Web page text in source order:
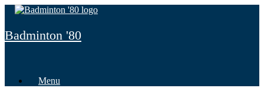
Spring
inhoud
Badminton '80
Menu